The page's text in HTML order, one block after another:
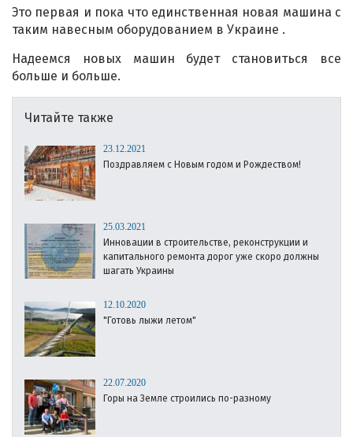
Это первая и пока что единственная новая машина с
таким навесным оборудованием в Украине .
Надеемся новых машин будет становиться все
больше и больше.
Читайте также
23.12.2021
Поздравляем с Новым годом и Рождеством!
25.03.2021
Инновации в строительстве, реконструкции и
капитального ремонта дорог уже скоро должны
шагать Украины
12.10.2020
"Готовь лыжи летом"
22.07.2020
Горы на Земле строились по-разному